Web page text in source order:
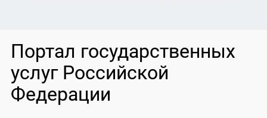
Портал государственных
услуг Российской
Федерации